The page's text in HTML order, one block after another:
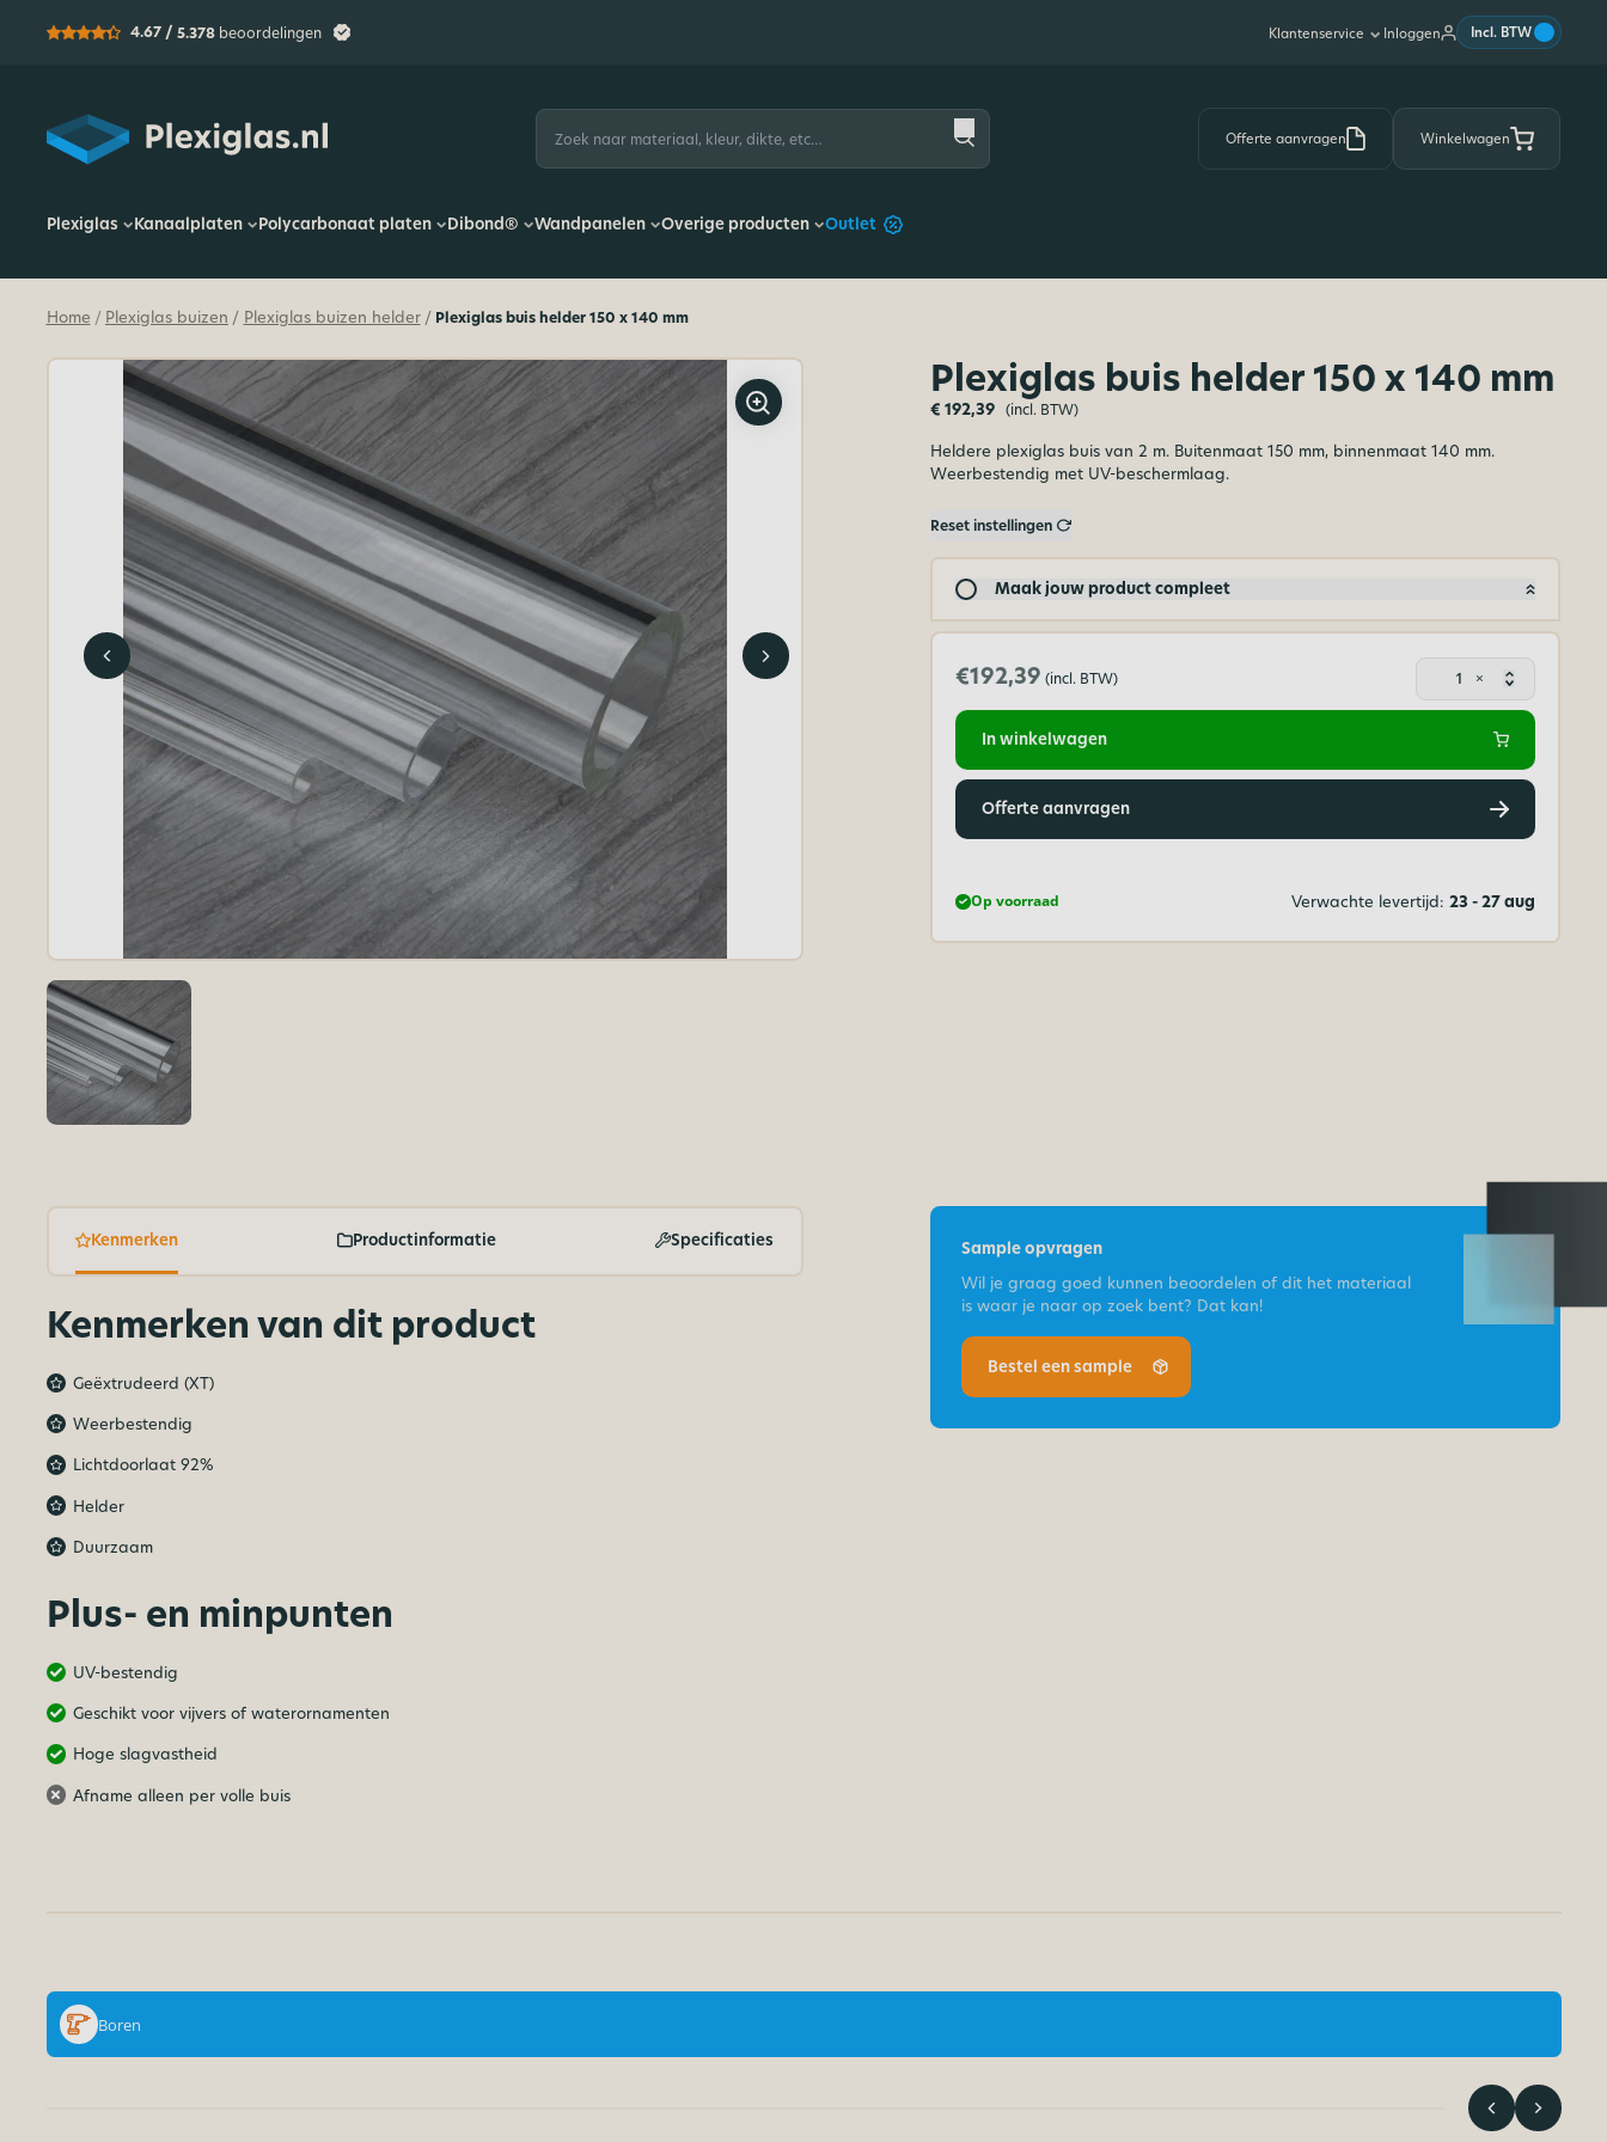
4.67 / 5.378 beoordelingen Klantenservice | Inloggen Incl. BTW
Plexiglas
Zoeken
naar:
Offerte aanvragen Winkelwagen
Plexiglas Kanaalplaten Polycarbonaat platen Dibond® Wandpanelen Overige producten Outlet
Home / Plexiglas buizen / Plexiglas buizen helder / Plexiglas buis helder 150 x 140 mm
Plexiglas buis helder 150 x 140 mm
€ 192,39 (incl. BTW)
Heldere plexiglas buis van 2 m. Buitenmaat 150 mm, binnenmaat 140 mm.
Weerbestendig met UV-beschermlaag.
Reset instellingen
Maak jouw product compleet
€192,39 (incl. BTW)
Plexiglas
helder
x
140
aantal
×
In winkelwagen
Offerte aanvragen
Op voorraad Verwachte levertijd: 23 - 27 aug
Kenmerken Productinformatie Specificaties
Kenmerken van dit product
Geëxtrudeerd (XT)
Weerbestendig
Lichtdoorlaat 92%
Helder
Duurzaam
Plus- en minpunten
UV-bestendig
Geschikt voor vijvers of waterornamenten
Hoge slagvastheid
Afname alleen per volle buis
Sample opvragen
Wil je graag goed kunnen beoordelen of dit het materiaal
is waar je naar op zoek bent? Dat kan!
Bestel een sample
Boren